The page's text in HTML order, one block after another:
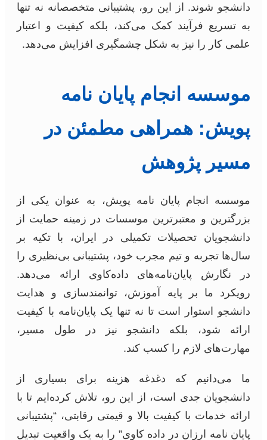
دانشجو شوند. از این رو، پشتیبانی متخصصانه نه تنها
به تسریع فرآیند کمک می‌کند، بلکه کیفیت و اعتبار
علمی کار را نیز به شکل چشمگیری افزایش می‌دهد.
موسسه انجام پایان نامه
پویش: همراهی مطمئن در
مسیر پژوهش
موسسه انجام پایان نامه پویش، به عنوان یکی از
بزرگترین و معتبرترین موسسات در زمینه حمایت از
دانشجویان تحصیلات تکمیلی در ایران، با تکیه بر
سال‌ها تجربه و تیم مجرب خود، پشتیبانی بی‌نظیری را
در نگارش پایان‌نامه‌های داده‌کاوی ارائه می‌دهد.
رویکرد ما بر پایه آموزش، توانمندسازی و هدایت
دانشجو استوار است تا نه تنها یک پایان‌نامه با کیفیت
ارائه شود، بلکه دانشجو نیز در طول مسیر،
مهارت‌های لازم را کسب کند.
ما می‌دانیم که دغدغه هزینه برای بسیاری از
دانشجویان جدی است، از این رو، تلاش کرده‌ایم تا با
ارائه خدمات با کیفیت بالا و قیمتی رقابتی، “پشتیبانی
پایان نامه ارزان در داده کاوی” را به یک واقعیت تبدیل